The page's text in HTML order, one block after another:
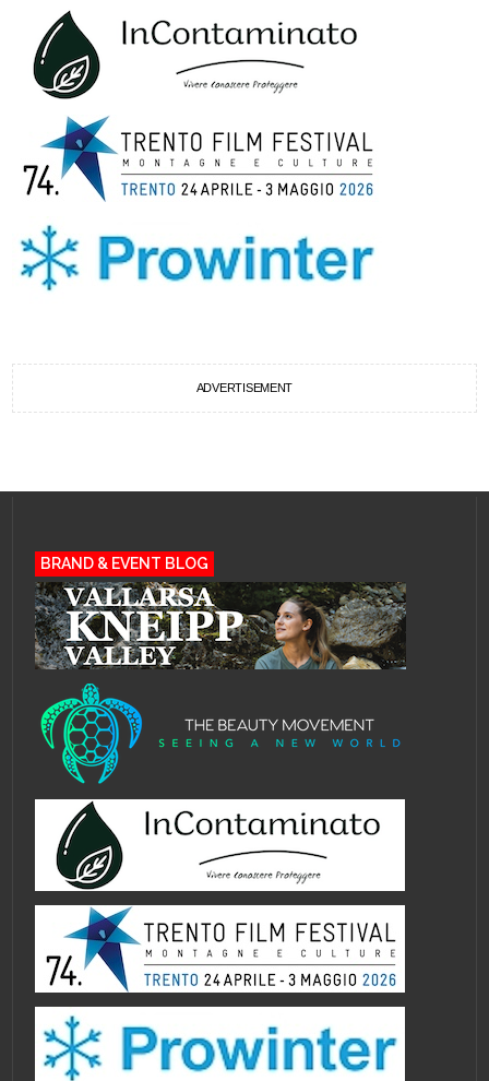
ADVERTISEMENT
BRAND & EVENT BLOG